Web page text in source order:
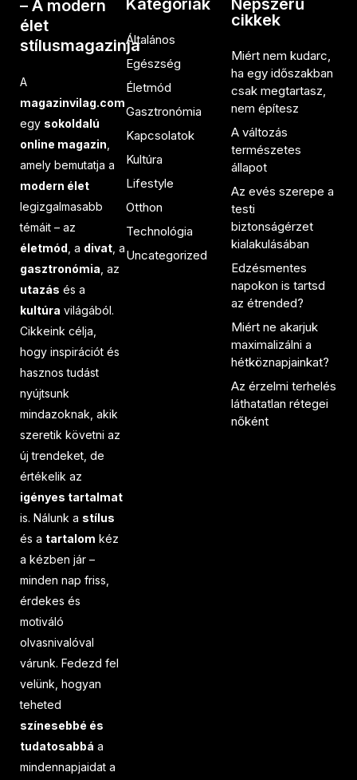
– A modern
élet
stílusmagazinja
A
magazinvilag.com
egy sokoldalú
online magazin
amely bemutatja a
modern élet
legizgalmasabb
témáit – az
életmód , a divat , a
gasztronómia , az
utazás és a
kultúra világából.
Cikkeink célja,
hogy inspirációt és
hasznos tudást
nyújtsunk
mindazoknak, akik
szeretik követni az
új trendeket, de
értékelik az
igényes tartalmat
is. Nálunk a stílus
és a tartalom kéz
a kézben jár –
minden nap friss,
érdekes és
motiváló
olvasnivalóval
várunk. Fedezd fel
velünk, hogyan
teheted
színesebbé és
tudatosabbá a
mindennapjaidat a
Általános
Egészség
Életmód
Gasztronómia
Kapcsolatok
Kultúra
Lifestyle
Otthon
Technológia
Uncategorized
cikkek
Miért nem kudarc,
ha egy időszakban
csak megtartasz,
nem építesz
A változás
természetes
állapot
Az evés szerepe a
testi
biztonságérzet
kialakulásában
Edzésmentes
napokon is tartsd
az étrended?
Miért ne akarjuk
maximalizálni a
hétköznapjainkat?
Az érzelmi terhelés
láthatatlan rétegei
nőként